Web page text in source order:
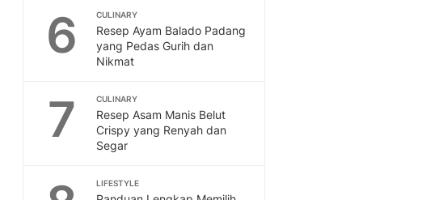
6 CULINARY
Resep Ayam Balado Padang
yang Pedas Gurih dan
Nikmat
7 CULINARY
Resep Asam Manis Belut
Crispy yang Renyah dan
Segar
LIFESTYLE